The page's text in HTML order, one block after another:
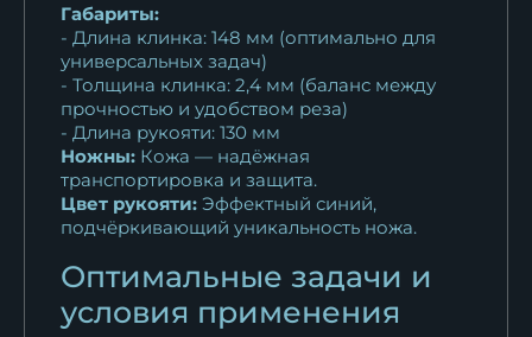
Габариты:
- Длина клинка: 148 мм (оптимально для
универсальных задач)
- Толщина клинка: 2,4 мм (баланс между
прочностью и удобством реза)
- Длина рукояти: 130 мм
Ножны: Кожа — надёжная
транспортировка и защита.
Цвет рукояти: Эффектный синий,
подчёркивающий уникальность ножа.
Оптимальные задачи и
условия применения